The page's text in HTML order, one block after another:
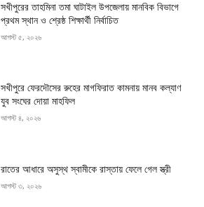
সখীপুরের তাহমিনা তমা ঘাটাইল উপজেলায় মানবিক বিভাগে
প্রথম স্থান ও শ্রেষ্ঠ শিক্ষার্থী নির্বাচিত
আগস্ট ৫, ২০২৬
সখীপুরে ফেরদৌসের রুহের মাগফিরাত কামনায় মানব কল্যাণ
যুব সংঘের দোয়া মাহফিল
আগস্ট ৪, ২০২৬
রাতের আধারে অসুস্থ স্বামীকে রাস্তায় ফেলে গেল স্ত্রী
আগস্ট ৩, ২০২৬